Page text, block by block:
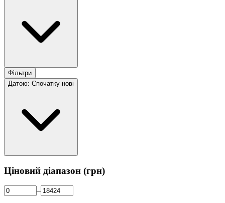
Фільтри
Датою: Спочатку нові
Ціновий діапазон (грн)
–